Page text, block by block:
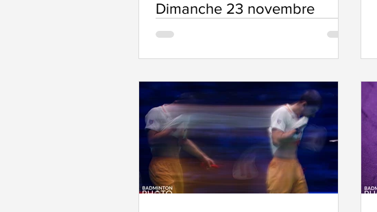
Dimanche 23 novembre